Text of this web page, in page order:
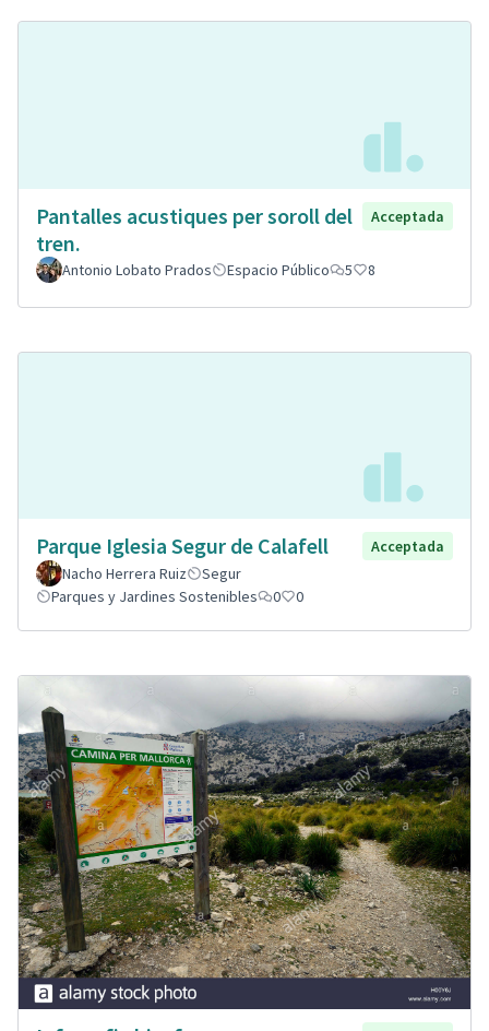
Pantalles acustiques per soroll del
tren.
Acceptada
Antonio Lobato Prados Espacio Público 5 8
Parque Iglesia Segur de Calafell
Acceptada
Nacho Herrera Ruiz
Segur
Parques y Jardines Sostenibles
0 0